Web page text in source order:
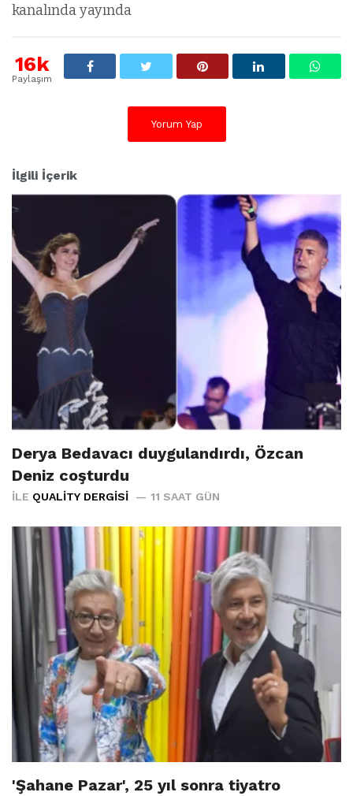
kanalında yayında
16k
Paylaşım
Yorum Yap
İlgili İçerik
Derya Bedavacı duygulandırdı, Özcan
Deniz coşturdu
İLE QUALITY DERGISI 11 SAAT GÜN
'Şahane Pazar', 25 yıl sonra tiyatro